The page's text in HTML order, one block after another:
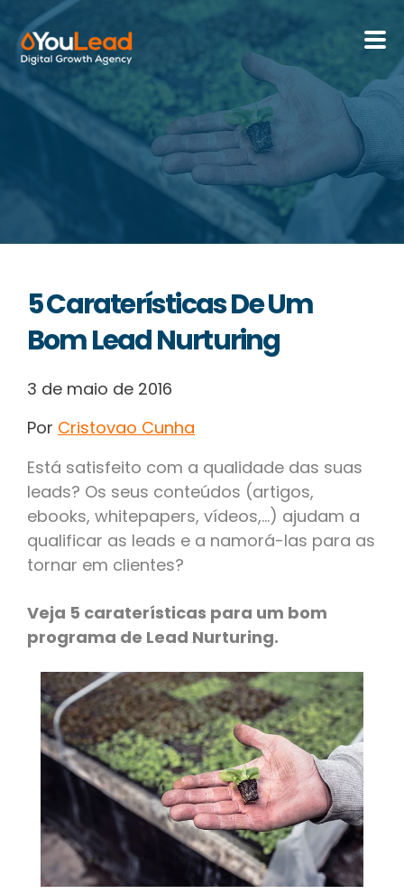
Sobre Nós
Serviços
HubSpot
Contactos
5 Caraterísticas De Um
Bom Lead Nurturing
3 de maio de 2016
Por Cristovao Cunha
Está satisfeito com a qualidade das suas
leads? Os seus conteúdos (artigos,
ebooks, whitepapers, vídeos,...) ajudam a
qualificar as leads e a namorá-las para as
tornar em clientes?
Veja 5 caraterísticas para um bom
programa de Lead Nurturing.